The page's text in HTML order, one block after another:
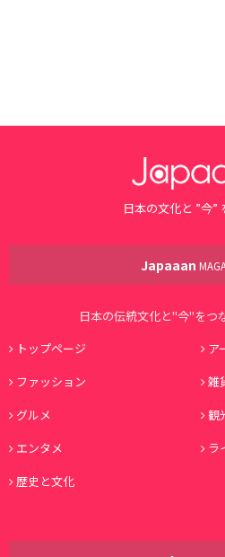
日本の文化と ”今”
Japaaan
日本の伝統文化と"今"をつ
トップページ
ア
ファッション
雑
グルメ
観
エンタメ
ラ
歴史と文化